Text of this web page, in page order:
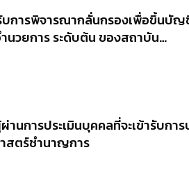
บการพิจารณากลั่นกรองเพื่อขึ้นบั
นวยการ ระดับต้น ของสถาบัน
การประเมินบุคคลที่จะเข้ารับการ
สตร์ชำนาญการ